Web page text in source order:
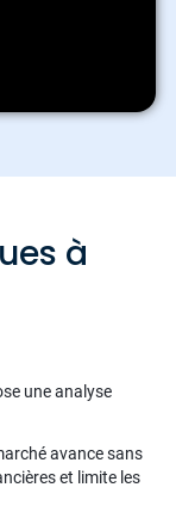
à
une analyse
avance sans
et limite les